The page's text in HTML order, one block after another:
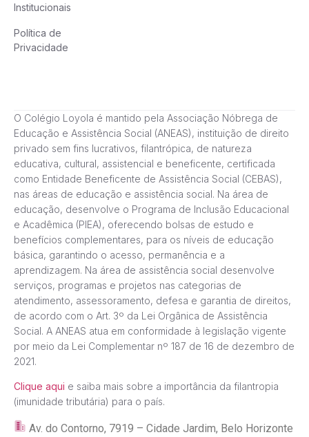
Institucionais
Política de
Privacidade
O Colégio Loyola é mantido pela Associação Nóbrega de
Educação e Assistência Social (ANEAS), instituição de direito
privado sem fins lucrativos, filantrópica, de natureza
educativa, cultural, assistencial e beneficente, certificada
como Entidade Beneficente de Assistência Social (CEBAS),
nas áreas de educação e assistência social. Na área de
educação, desenvolve o Programa de Inclusão Educacional
e Acadêmica (PIEA), oferecendo bolsas de estudo e
benefícios complementares, para os níveis de educação
básica, garantindo o acesso, permanência e a
aprendizagem. Na área de assistência social desenvolve
serviços, programas e projetos nas categorias de
atendimento, assessoramento, defesa e garantia de direitos,
de acordo com o Art. 3º da Lei Orgânica de Assistência
Social. A ANEAS atua em conformidade à legislação vigente
por meio da Lei Complementar nº 187 de 16 de dezembro de
2021.
Clique aqui e saiba mais sobre a importância da filantropia
(imunidade tributária) para o país.
Av. do Contorno, 7919 – Cidade Jardim, Belo Horizonte